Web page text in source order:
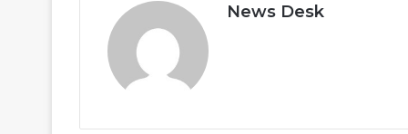
News Desk